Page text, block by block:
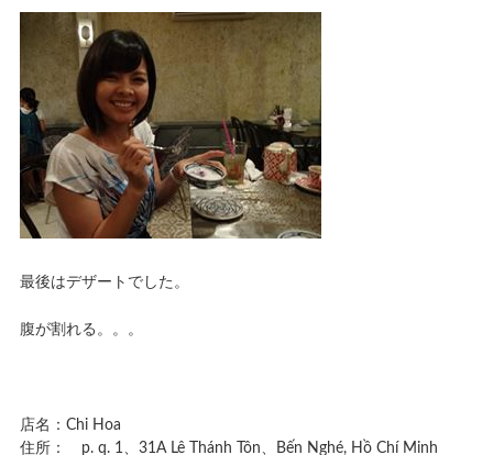
最後はデザートでした。
腹が割れる。。。
店名：Chi Hoa
住所： p. q. 1、31A Lê Thánh Tôn、Bến Nghé, Hồ Chí Minh